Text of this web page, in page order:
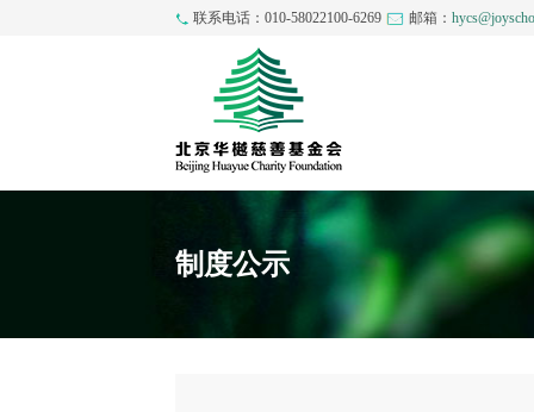
联系电话：010-58022100-6269 邮箱：
制度公示